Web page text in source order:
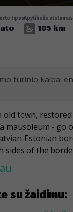
su žaidimu:
tipas
105 km
turinio kalba:
old town,
mausoleum - go
Estonian
sides of the
can stand with
time. You will
Griffin from the
eternal wanderer